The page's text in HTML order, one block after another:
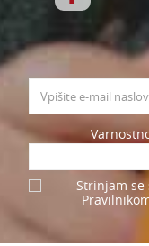
Strinjam se